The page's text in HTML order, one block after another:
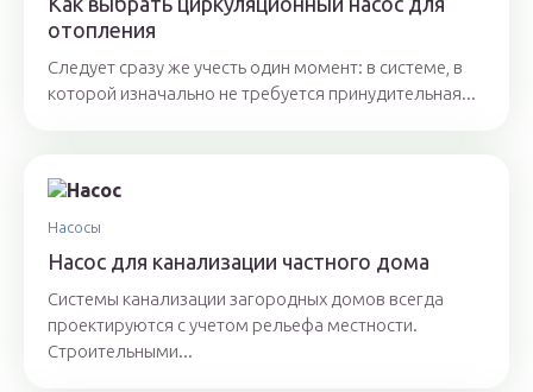
отопления
Следует сразу же учесть один момент: в системе, в
которой изначально не требуется принудительная...
Насосы
Насос для канализации частного дома
Системы канализации загородных домов всегда
проектируются с учетом рельефа местности.
Строительными...